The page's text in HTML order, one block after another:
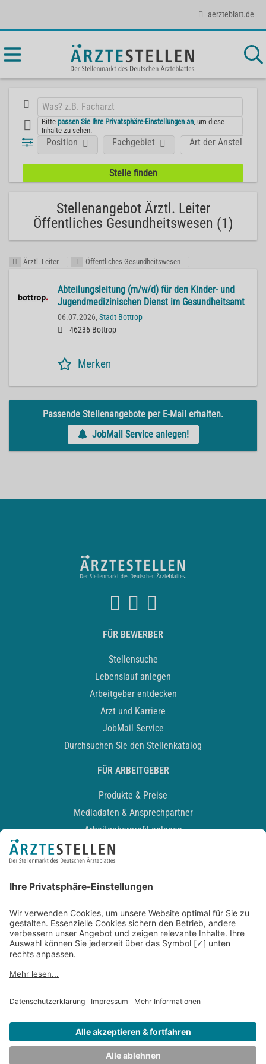
aerzteblatt.de
Bittepassen Sie Ihre Privatsphäre-Einstellungen an , um diese
Inhalte zu sehen.
Position Fachgebiet Art der Anstellung
Stellenangebot Ärztl. Leiter
Öffentliches Gesundheitswesen (1)
Ärztl. Leiter Öffentliches Gesundheitswesen
Abteilungsleitung (m/w/d) für den Kinder- und
Jugendmedizinischen Dienst im Gesundheitsamt
06.07.2026, Stadt Bottrop
46236 Bottrop
Merken
Passende Stellenangebote per E-Mail erhalten.
JobMail Service anlegen!
FÜR BEWERBER
Stellensuche
Lebenslauf anlegen
Arbeitgeber entdecken
Arzt und Karriere
JobMail Service
Durchsuchen Sie den Stellenkatalog
FÜR ARBEITGEBER
Produkte & Preise
Mediadaten & Ansprechpartner
Arbeitgeberprofil anlegen
Recruiting-Podcast
Kontakt
Datenschutz
Newsletter